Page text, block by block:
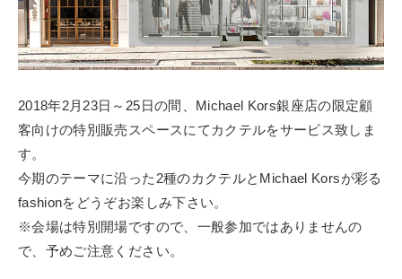
2018年2月23日～25日の間、Michael Kors銀座店の限定顧
客向けの特別販売スペースにてカクテルをサービス致しま
す。
今期のテーマに沿った2種のカクテルとMichael Korsが彩る
fashionをどうぞお楽しみ下さい。
※会場は特別開場ですので、一般参加ではありませんの
で、予めご注意ください。